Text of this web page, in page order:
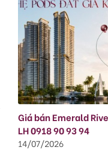
Giá bán Emerald
LH 0918 90 93 94
14/07/2026